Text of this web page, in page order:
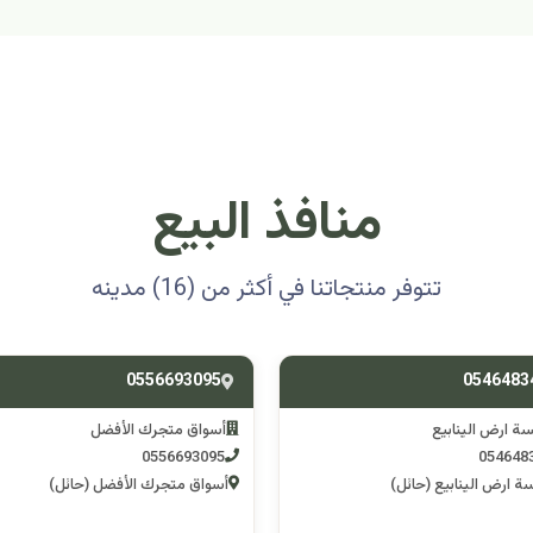
منافذ البيع
تتوفر منتجاتنا في أكثر من (16) مدينه
متجرك الأفضل
متجرك الأفضل (حائل)
0501314012
اسوق مكشات جو
0501314012
اسوق مكشات جو (الرصف)